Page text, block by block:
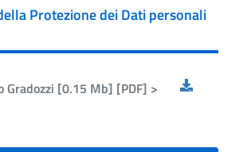
Protezione dei Dati personali
Gradozzi [0.15 Mb] [PDF] >